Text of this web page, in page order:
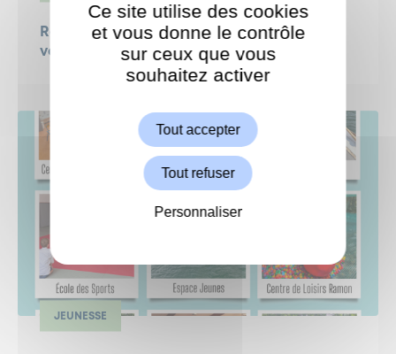
Retour en images sur la 4ᵉ semaine de
vacances des jeunes Garchois !
JEUNESSE
ShareThis est désactivé.
Ce site utilise des cookies
et vous donne le contrôle
sur ceux que vous
souhaitez activer
Tout accepter
Tout refuser
Personnaliser